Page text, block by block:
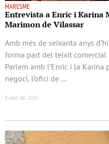
MARESME
Entrevista a Enric i Karina
Marimon de Vilassar
Amb més de seixanta anys
forma part del teixit comercial
Parlem amb l’Enric i la Karina
negoci, l’ofici de …
8 abril del 2026